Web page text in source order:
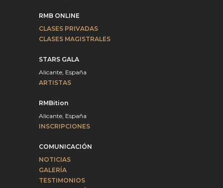
RMB ONLINE
CLASES PRIVADAS
CLASES MAGISTRALES
STARS GALA
Alicante, España
ARTISTAS
RMBition
Alicante, España
INSCRIPCIONES
COMUNICACIÓN
NOTICIAS
GALERÍA
TESTIMONIOS